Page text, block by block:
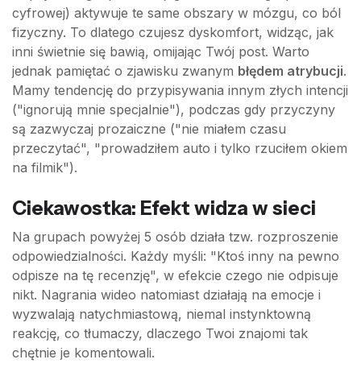
cyfrowej) aktywuje te same obszary w mózgu, co ból
fizyczny. To dlatego czujesz dyskomfort, widząc, jak
inni świetnie się bawią, omijając Twój post. Warto
jednak pamiętać o zjawisku zwanym błędem atrybucji.
Mamy tendencję do przypisywania innym złych intencji
("ignorują mnie specjalnie"), podczas gdy przyczyny
są zazwyczaj prozaiczne ("nie miałem czasu
przeczytać", "prowadziłem auto i tylko rzuciłem okiem
na filmik").
Ciekawostka: Efekt widza w sieci
Na grupach powyżej 5 osób działa tzw. rozproszenie
odpowiedzialności. Każdy myśli: "Ktoś inny na pewno
odpisze na tę recenzję", w efekcie czego nie odpisuje
nikt. Nagrania wideo natomiast działają na emocje i
wyzwalają natychmiastową, niemal instynktowną
reakcję, co tłumaczy, dlaczego Twoi znajomi tak
chętnie je komentowali.